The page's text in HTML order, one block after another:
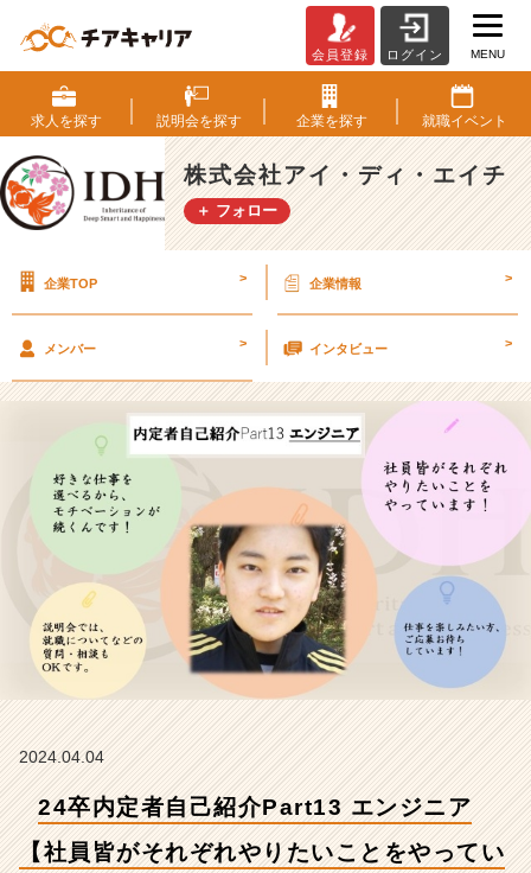
4
卒
内
定
者
自
P
t
1
3
ジ
ニ
ア
【社
員
皆
が
そ
り
い
会員登録 ログイン MENU
求人を探す 説明会を探す 企業を探す 就職イベント
株式会社アイ・ディ・エイチ
＋ フォロー
企業TOP > 企業情報 >
メンバー > インタビュー >
2024.04.04
24卒内定者自己紹介Part13 エンジニア
【社員皆がそれぞれやりたいことをやってい